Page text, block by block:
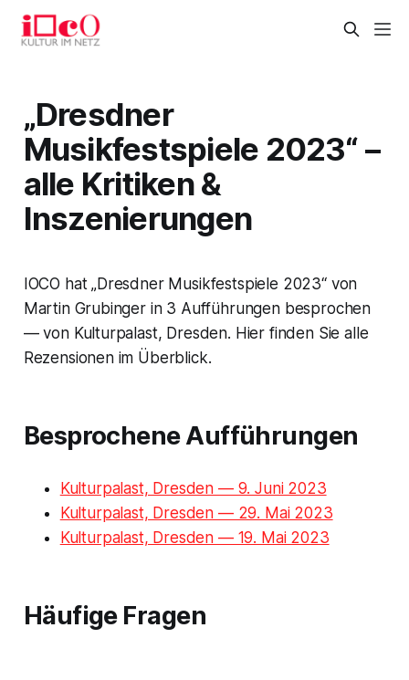
„Dresdner
Musikfestspiele 2023“ –
alle Kritiken &
Inszenierungen
IOCO hat „Dresdner Musikfestspiele 2023“ von
Martin Grubinger in 3 Aufführungen besprochen
— von Kulturpalast, Dresden. Hier finden Sie alle
Rezensionen im Überblick.
Besprochene Aufführungen
Kulturpalast, Dresden — 9. Juni 2023
Kulturpalast, Dresden — 29. Mai 2023
Kulturpalast, Dresden — 19. Mai 2023
Häufige Fragen